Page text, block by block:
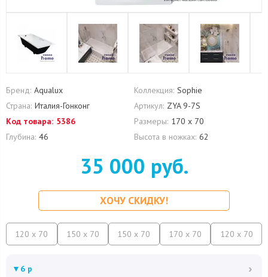
Бренд: Aqualux Коллекция: Sophie
Страна: Италия-Гонконг Артикул: ZYA 9-7S
Код товара: 5386 Размеры: 170 х 70
Глубина: 46 Высота в ножках: 62
35 000 руб.
ХОЧУ СКИДКУ!
120 x 70 150 x 70 150 x 70 170 x 70 120 x 70
▼ 6 р ›